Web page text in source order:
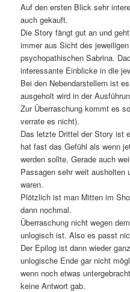
Auf den ersten Blick sehr
auch gekauft.
Die Story fängt gut an und
immer aus Sicht des
psychopathischen Sabrina.
interessante Einblicke in die
Bei den Nebendarstellern ist
ausgeholt wird in der
Zur Überraschung kommt es
verrate es nicht).
Das letzte Drittel der Story ist
hat fast das Gefühl als wenn
werden sollte. Gerade auch
Passagen sehr weit ausholten
waren.
Plötzlich ist man Mitten im
dann nochmal.
Überraschung nicht wegen
unlogisch ist. Also es passt
Der Epilog ist dann wieder
unlogische Ende gar nicht
wenn noch etwas
keine Antwort gab.